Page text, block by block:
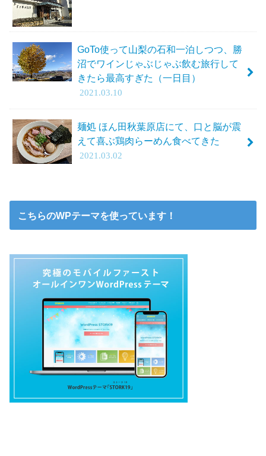
GoTo使って山梨の石和一泊しつつ、勝
沼でワインじゃぶじゃぶ飲む旅行して
きたら最高すぎた（一日目）
2021.03.10
麺処 ほん田秋葉原店にて、口と脳が震
えて喜ぶ鶏肉らーめん食べてきた
2021.03.02
こちらのWPテーマを使っています！